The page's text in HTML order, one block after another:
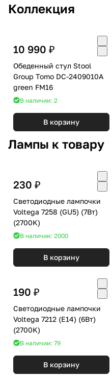
Коллекция
10 990 ₽
Обеденный стул Stool
Group Tomo DC-2409010A
green FM16
В наличии: 2
В корзину
Лампы к товару
230 ₽
Светодиодные лампочки
Voltega 7258 (GU5) (7Вт)
(2700K)
В наличии: 2000
В корзину
190 ₽
Светодиодные лампочки
Voltega 7212 (E14) (6Вт)
(2700K)
В наличии: 79
В корзину